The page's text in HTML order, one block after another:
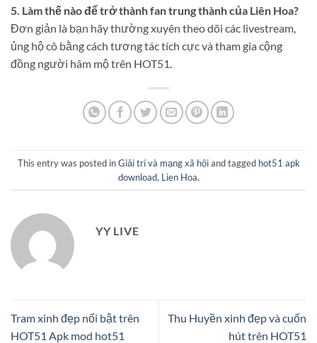
5. Làm thế nào để trở thành fan trung thành của Liên Hoa?
Đơn giản là bạn hãy thường xuyên theo dõi các livestream,
ủng hộ cô bằng cách tương tác tích cực và tham gia cộng
đồng người hâm mộ trên HOT51.
This entry was posted inGiải trí và mạng xã hộiand tagged hot51 apk
download, Lien Hoa.
YY LIVE
Tram xinh đẹp nổi bật trên
HOT51 Apk mod hot51
Thu Huyền xinh đẹp và cuốn
hút trên HOT51